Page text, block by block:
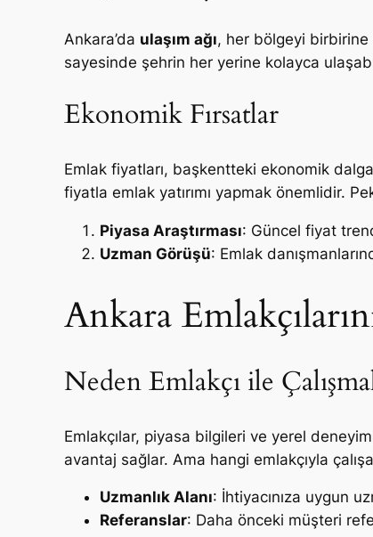
Ankara’da ulaşım ağı, her bölgeyi birbirine
sayesinde şehrin her yerine kolayca
Ekonomik Fırsatlar
Emlak fiyatları, başkentteki ekonomik
fiyatla emlak yatırımı yapmak önemlidir.
Piyasa Araştırması: Güncel fiyat
Uzman Görüşü: Emlak
Ankara
Neden Emlakçı ile
Emlakçılar, piyasa bilgileri ve yerel
avantaj sağlar. Ama hangi emlakçıyla
Uzmanlık Alanı: İhtiyacınıza uygun
Referanslar: Daha önceki müşteri